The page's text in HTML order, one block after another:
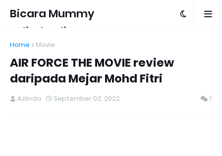
Bicara Mummy
Azlinda Alin
Home Movie
AIR FORCE THE MOVIE review
daripada Mejar Mohd Fitri
Azlinda September 02, 2022 1